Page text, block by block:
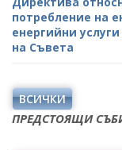
потребление на
енергийни
на Съвета
ВСИЧКИ
ПРЕДСТОЯЩИ